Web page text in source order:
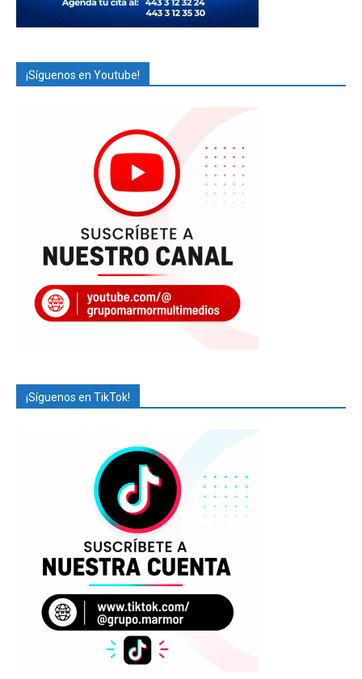
¡Síguenos en Youtube!
¡Síguenos en TikTok!